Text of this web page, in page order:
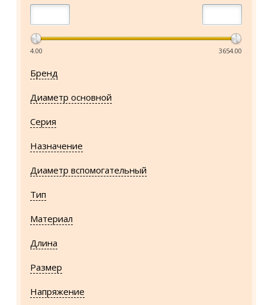
4.00 3654.00
Бренд
Диаметр основной
Серия
Назначение
Диаметр вспомогательный
Тип
Материал
Длина
Размер
Напряжение